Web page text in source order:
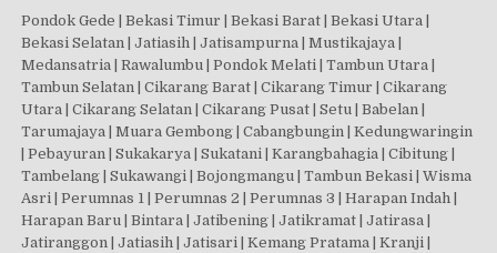
Pondok Gede | Bekasi Timur | Bekasi Barat | Bekasi Utara |
Bekasi Selatan | Jatiasih | Jatisampurna | Mustikajaya |
Medansatria | Rawalumbu | Pondok Melati | Tambun Utara |
Tambun Selatan | Cikarang Barat | Cikarang Timur | Cikarang
Utara | Cikarang Selatan | Cikarang Pusat | Setu | Babelan |
Tarumajaya | Muara Gembong | Cabangbungin | Kedungwaringin
| Pebayuran | Sukakarya | Sukatani | Karangbahagia | Cibitung |
Tambelang | Sukawangi | Bojongmangu | Tambun Bekasi | Wisma
Asri | Perumnas 1 | Perumnas 2 | Perumnas 3 | Harapan Indah |
Harapan Baru | Bintara | Jatibening | Jatikramat | Jatirasa |
Jatiranggon | Jatiasih | Jatisari | Kemang Pratama | Kranji |